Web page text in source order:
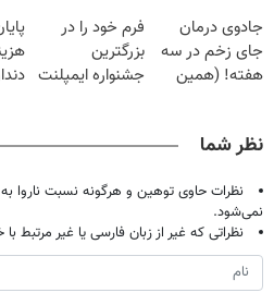
میلیون تومان!!!
تحمل میکنی؟❗
جادوی درمان
جای زخم در سه
هفته! (همین
فرم خود را در
بزرگترین
جشنواره ایمپلنت
نظر شما
نظرات حاوی توهین و هرگونه نسبت
نمی‌شود.
نظراتی که غیر از زبان فارسی یا غیر مرتبط